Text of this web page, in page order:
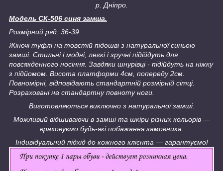
р. Дніпро.
Модель СК-506 синя замша.
Розмірний ряд: 36-39.
Жіночі туфлі на товстій підошві з натуральної синьою
замші. Стильні і модні, легкі і зручні підійдуть для
повсякденного носіння. Завдяки шнурівці - підійдуть на ніжку
з підйомом. Висота платформи 4см, попереду 2см.
Повномірні, відповідають стандартній розмірній сітці.
Розраховані на стандартну повноту ноги.
Виготовляються виключно з натуральної замші.
Можливий відшиваючи в замші та шкіри різних кольорів ―
враховуємо будь-які побажання замовника.
Індивідуальний підхід до кожного клієнта ― гарантуємо!